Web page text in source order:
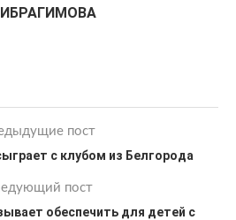
пост
с клубом из Белгорода
пост
обеспечить для детей с